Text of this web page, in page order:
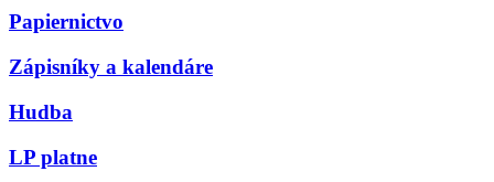
Papiernictvo
Zápisníky a kalendáre
Hudba
LP platne